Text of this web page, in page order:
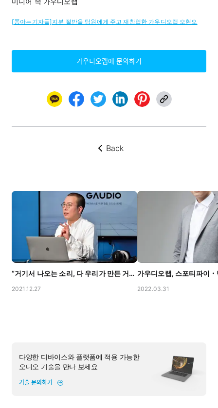
[쫌아는기자들]지분 절반을 팀원에게 주고 재창업한 가우디오랩 오현오
가우디오랩에 문의하기
뒤로가기
Back
“거기서 나오는 소리, 다 우리가 만든 거야” with 한경 머니
2021.12.27 2022.03.31
다양한 디바이스와 플랫폼에 적용 가능한
오디오 기술을 만나 보세요
기술 문의하기